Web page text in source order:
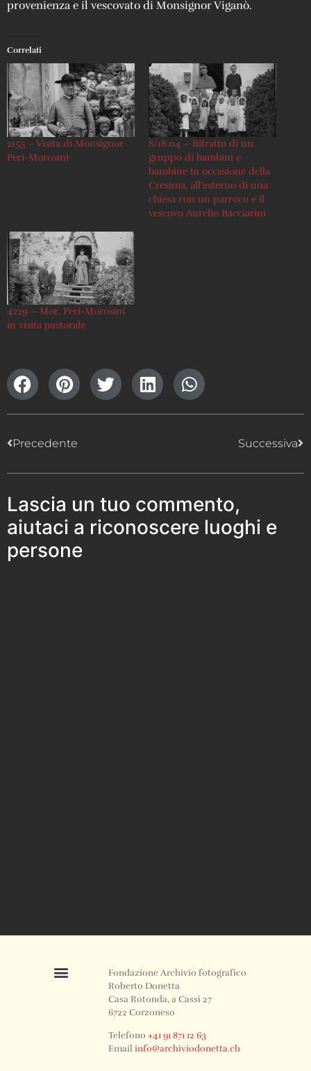
provenienza e il vescovato di Monsignor Viganò.
Correlati
2155 – Visita di Monsignor
Peri-Morosini
S/18.04 – Ritratto di un
gruppo di bambini e
bambine in occasione della
Cresima, all’esterno di una
chiesa con un parroco e il
vescovo Aurelio Bacciarini
4229 – Mor. Peri-Morosini
in visita pastorale
Precedente Successiva
Lascia un tuo commento,
aiutaci a riconoscere luoghi e
persone
Fondazione Archivio fotografico
Roberto Donetta
Casa Rotonda, a Cassì 27
6722 Corzoneso
Telefono+41 91 871 12 63
Emailinfo@archiviodonetta.ch